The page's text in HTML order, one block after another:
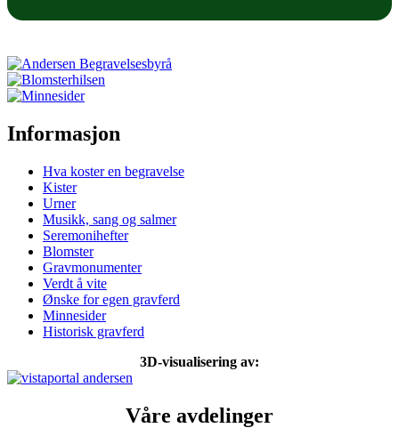
Informasjon
Hva koster en begravelse
Kister
Urner
Musikk, sang og salmer
Seremonihefter
Blomster
Gravmonumenter
Verdt å vite
Ønske for egen gravferd
Minnesider
Historisk gravferd
3D-visualisering av:
Våre avdelinger